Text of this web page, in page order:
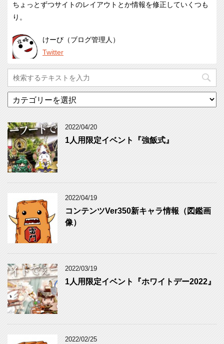
ちょっとずつサイトのレイアウトとか情報を修正していくつも
り。
けーび（ブログ管理人）
Twitter
テ
リ
ー
2022/04/20
1人用限定イベント『強飯式』
2022/04/19
コンテンツVer350新キャラ情報（図鑑画
像）
2022/03/19
1人用限定イベント『ホワイトデー2022』
2022/02/25